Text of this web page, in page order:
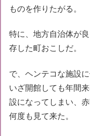
ものを作りたがる。
特に、地方自治体が
存した町おこしだ。
で、ヘンテコな施設
いざ開館しても年間
設になってしまい、
何度も見て来た。